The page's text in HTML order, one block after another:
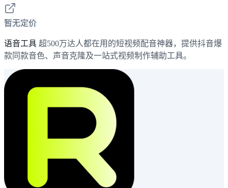
暂无定价
语音工具 超500万达人都在用的短视频配音神器，提供抖音爆
款同款音色、声音克隆及一站式视频制作辅助工具。